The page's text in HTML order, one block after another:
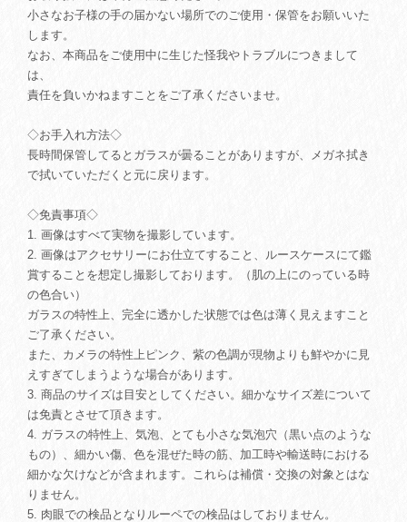
小さなお子様の手の届かない場所でのご使用・保管をお願いいた
します。
なお、本商品をご使用中に生じた怪我やトラブルにつきまして
は、
責任を負いかねますことをご了承くださいませ。
◇お手入れ方法◇
長時間保管してるとガラスが曇ることがありますが、メガネ拭き
で拭いていただくと元に戻ります。
◇免責事項◇
1. 画像はすべて実物を撮影しています。
2. 画像はアクセサリーにお仕立てすること、ルースケースにて鑑
賞することを想定し撮影しております。（肌の上にのっている時
の色合い）
ガラスの特性上、完全に透かした状態では色は薄く見えますこと
ご了承ください。
また、カメラの特性上ピンク、紫の色調が現物よりも鮮やかに見
えすぎてしまうような場合があります。
3. 商品のサイズは目安としてください。細かなサイズ差について
は免責とさせて頂きます。
4. ガラスの特性上、気泡、とても小さな気泡穴（黒い点のような
もの）、細かい傷、色を混ぜた時の筋、加工時や輸送時における
細かな欠けなどが含まれます。これらは補償・交換の対象とはな
りません。
5. 肉眼での検品となりルーペでの検品はしておりません。